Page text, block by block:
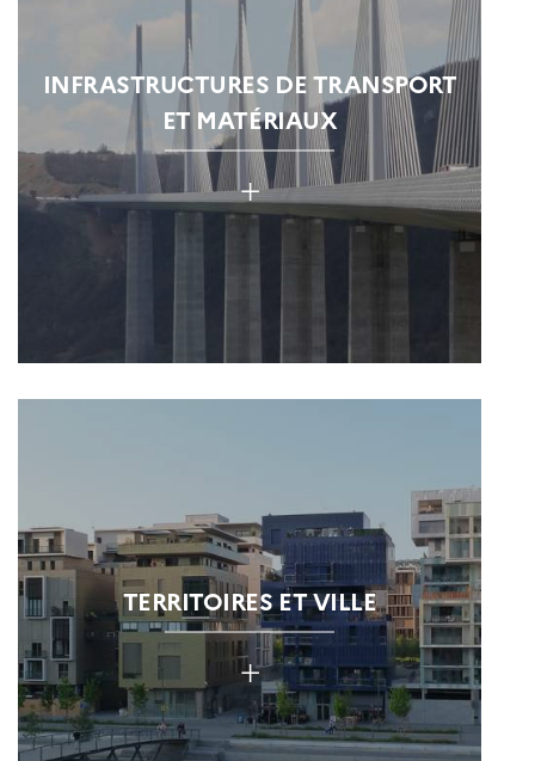
INFRASTRUCTURES DE TRANSPORT
ET MATÉRIAUX
+
TERRITOIRES ET VILLE
+